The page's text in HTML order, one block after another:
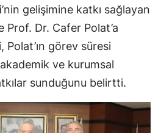
’nin gelişimine katkı sağlayan
Prof. Dr. Cafer Polat’a
görev süresi
ve kurumsal
sunduğunu belirtti.